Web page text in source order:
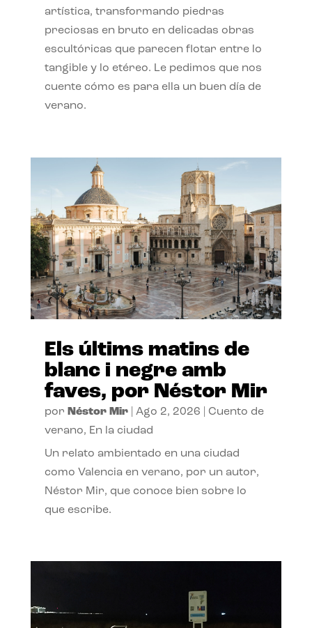
artística, transformando piedras
preciosas en bruto en delicadas obras
escultóricas que parecen flotar entre lo
tangible y lo etéreo. Le pedimos que nos
cuente cómo es para ella un buen día de
verano.
Els últims matins de
blanc i negre amb
faves, por Néstor Mir
por Néstor Mir| Ago 2, 2026
Cuento de
verano, En la ciudad
Un relato ambientado en una ciudad
como Valencia en verano, por un autor,
Néstor Mir, que conoce bien sobre lo
que escribe.